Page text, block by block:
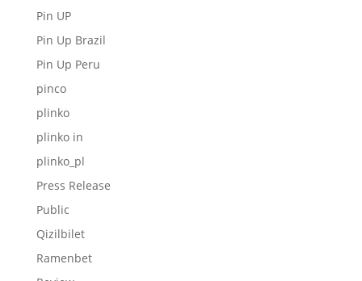
Pin UP
Pin Up Brazil
Pin Up Peru
pinco
plinko
plinko in
plinko_pl
Press Release
Public
Qizilbilet
Ramenbet